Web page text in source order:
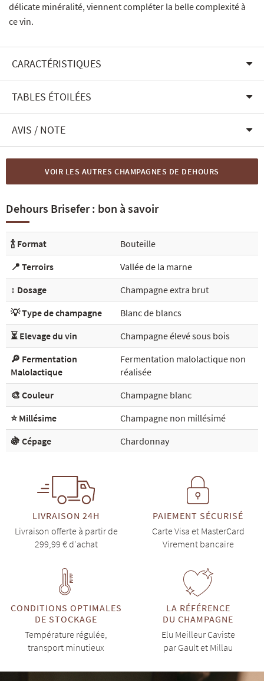
délicate minéralité, viennent compléter la belle complexité à
ce vin.
CARACTÉRISTIQUES
TABLES ÉTOILÉES
AVIS / NOTE
VOIR LES AUTRES CHAMPAGNES DE DEHOURS
Dehours Brisefer : bon à savoir
🍾 Format
Bouteille
📍 Terroirs
Vallée de la marne
↕️ Dosage
Champagne extra brut
💡 Type de champagne
Blanc de blancs
⏳ Elevage du vin
Champagne élevé sous bois
🔎 Fermentation
Malolactique
Fermentation malolactique non
réalisée
🎨 Couleur
Champagne blanc
⭐ Millésime
Champagne non millésimé
🍇 Cépage
Chardonnay
LIVRAISON 24H
Livraison offerte à partir de
299,99 € d'achat
PAIEMENT SÉCURISÉ
Carte Visa et MasterCard
Virement bancaire
CONDITIONS OPTIMALES
DE STOCKAGE
Température régulée,
transport minutieux
LA RÉFÉRENCE
DU CHAMPAGNE
Elu Meilleur Caviste
par Gault et Millau